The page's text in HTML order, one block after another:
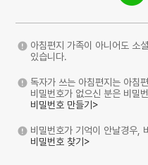
아침편지 가족이 아니어도 소
있습니다.
독자가 쓰는 아침편지는 아침
비밀번호가 없으신 분은 비밀
비밀번호 만들기>
비밀번호가 기억이 안날경우,
비밀번호 찾기>